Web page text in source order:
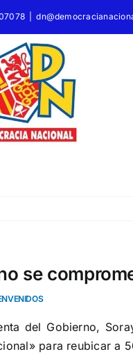
se
del Gobierno,
para reubicar a